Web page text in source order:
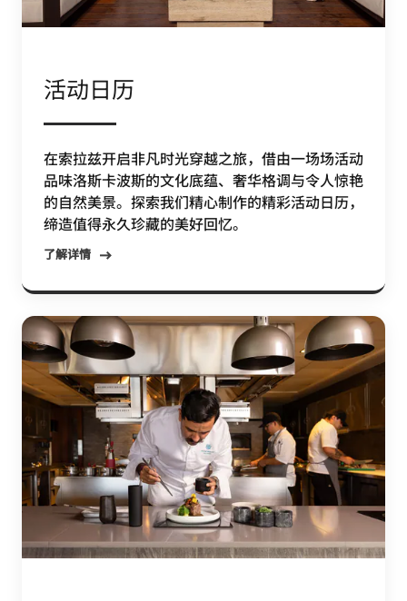
活动日历
在索拉兹开启非凡时光穿越之旅，借由一场场活动
品味洛斯卡波斯的文化底蕴、奢华格调与令人惊艳
的自然美景。探索我们精心制作的精彩活动日历，
缔造值得永久珍藏的美好回忆。
了解详情